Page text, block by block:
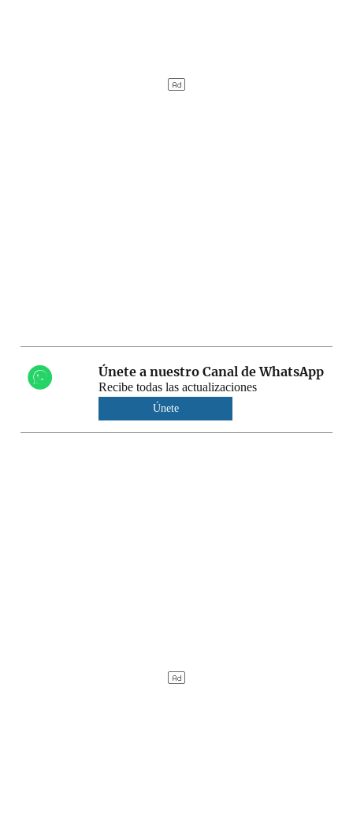
Únete a nuestro Canal de WhatsApp
Recibe todas las actualizaciones
Únete